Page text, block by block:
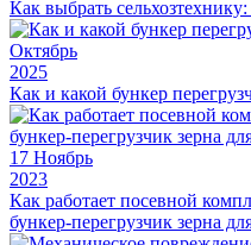
Как выбрать
Октябрь
2025
Как и какой бункер
17 Ноябрь
2023
Как работает посевной
бункер-перегрузчик зерна